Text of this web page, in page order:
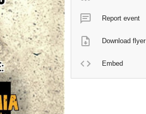
Report event
Download flyer
Embed